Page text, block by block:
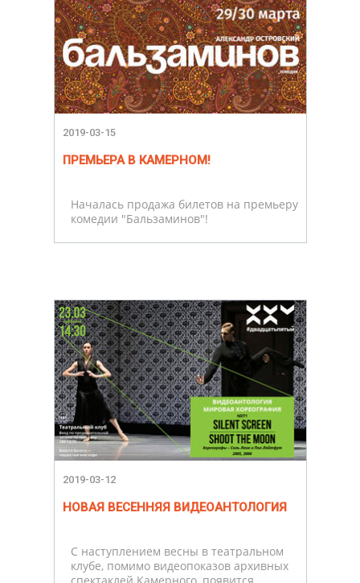
2019-03-15
ПРЕМЬЕРА В КАМЕРНОМ!
Началась продажа билетов на премьеру
комедии "Бальзаминов"!
2019-03-12
НОВАЯ ВЕСЕННЯЯ ВИДЕОАНТОЛОГИЯ
С наступлением весны в театральном
клубе, помимо видеопоказов архивных